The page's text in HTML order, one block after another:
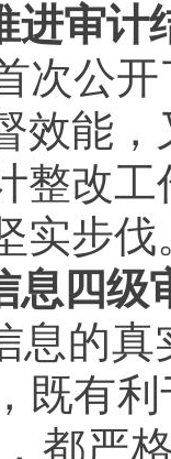
进审计
次公
效能
整改
实步伐
息四级
息的
既有
都严